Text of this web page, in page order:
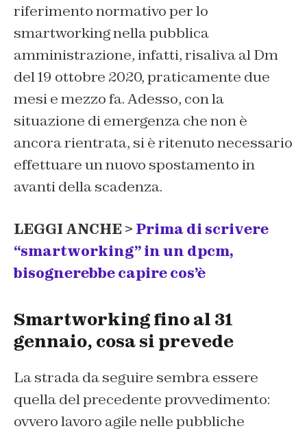
riferimento normativo per lo
smartworking nella pubblica
amministrazione, infatti, risaliva al Dm
del 19 ottobre 2020, praticamente due
mesi e mezzo fa. Adesso, con la
situazione di emergenza che non è
ancora rientrata, si è ritenuto necessario
effettuare un nuovo spostamento in
avanti della scadenza.
LEGGI ANCHE > Prima di scrivere
“smartworking” in un dpcm,
bisognerebbe capire cos’è
Smartworking fino al 31
gennaio, cosa si prevede
La strada da seguire sembra essere
quella del precedente provvedimento:
ovvero lavoro agile nelle pubbliche